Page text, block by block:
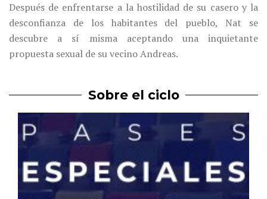
Después de enfrentarse a la hostilidad de su casero y la
desconfianza de los habitantes del pueblo, Nat se
descubre a sí misma aceptando una inquietante
propuesta sexual de su vecino Andreas.
Sobre el ciclo